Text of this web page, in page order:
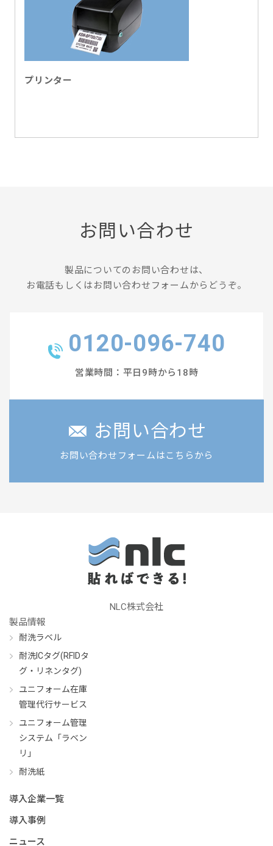
プリンター
お問い合わせ
製品についてのお問い合わせは、
お電話もしくはお問い合わせフォームからどうぞ。
0120-096-740
営業時間：平日9時から18時
お問い合わせ
お問い合わせフォームはこちらから
NLC株式会社
製品情報
耐洗ラベル
耐洗ICタグ(RFIDタ
グ・リネンタグ)
ユニフォーム在庫
管理代行サービス
ユニフォーム管理
システム「ラベン
リ」
耐洗紙
導入企業一覧
導入事例
ニュース